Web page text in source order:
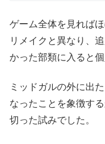
ゲーム全体を見れば
リメイクと異なり、
かった部類に入ると
ミッドガルの外に出
なったことを象徴す
切った試みでした。